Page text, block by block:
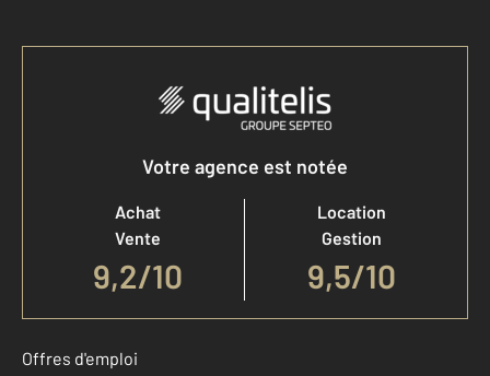
Votre agence est notée
Achat
Vente
9,2/10
Location
Gestion
9,5/10
Offres d'emploi